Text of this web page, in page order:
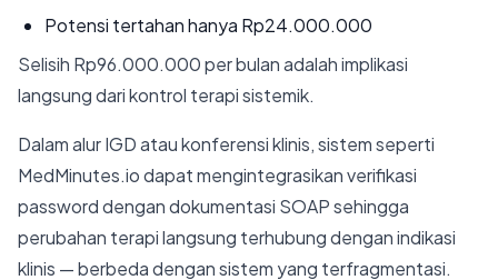
Potensi tertahan hanya Rp24.000.000
Selisih Rp96.000.000 per bulan adalah implikasi
langsung dari kontrol terapi sistemik.
Dalam alur IGD atau konferensi klinis, sistem seperti
MedMinutes.io dapat mengintegrasikan verifikasi
password dengan dokumentasi SOAP sehingga
perubahan terapi langsung terhubung dengan indikasi
klinis — berbeda dengan sistem yang terfragmentasi.